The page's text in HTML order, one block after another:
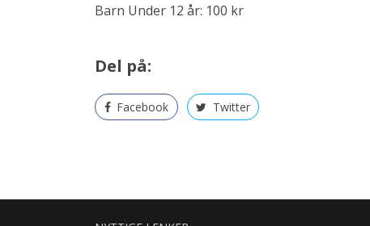
Barn Under 12 år: 100 kr
Del på:
Facebook Twitter